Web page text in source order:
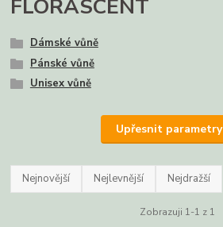
FLORASCENT
Dámské vůně
Pánské vůně
Unisex vůně
Upřesnit parametry
Nejnovější Nejlevnější Nejdražší
Zobrazuji 1-1 z 1